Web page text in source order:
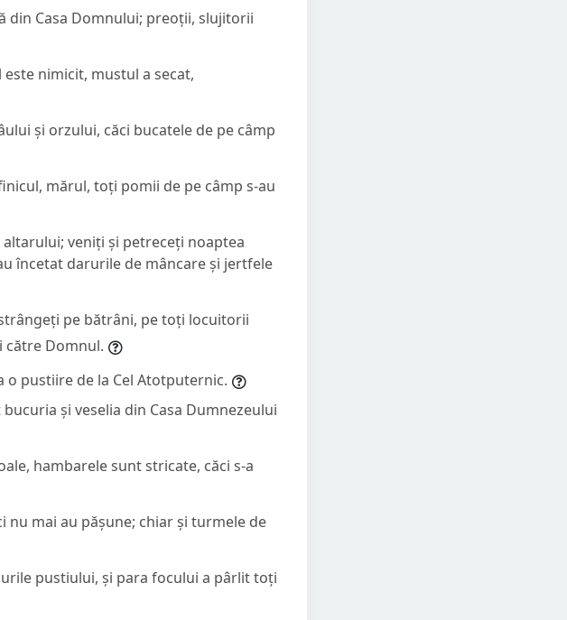
din Casa Domnului; preoții, slujitorii
nimicit, mustul a secat,
și orzului, căci bucatele de pe câmp
mărul, toți pomii de pe câmp s-au
veniți și petreceți noaptea
încetat darurile de mâncare și jertfele
pe bătrâni, pe toți locuitorii
către Domnul.
o pustiire de la Cel Atotputernic.
și veselia din Casa Dumnezeului
hambarele sunt stricate, căci s-a
nu mai au pășune; chiar și turmele de
pustiului, și para focului a pârlit toți